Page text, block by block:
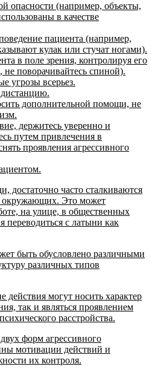
опасности (например, объекты,
в качестве
пациента (например,
кулак или стучат ногами).
в поле зрения, контролируя его
поворачивайтесь спиной).
угрозы всерьез.
дополнительной помощи, не
держитесь уверенно и
путем привлечения в
проявления агрессивного
достаточно часто сталкиваются
окружающих. Это может
на улице, в общественных
переводиться с латыни как
быть обусловлено различными
различных типов
действия могут носить характер
так и являться проявлением
расстройства.
форм агрессивного
мотивации действий и
их контроля.